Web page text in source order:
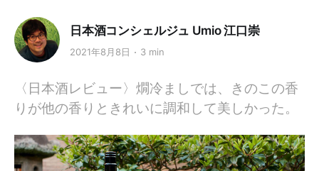
日本酒コンシェルジュ Umio 江口崇
2021年8月8日 3 min
〈日本酒レビュー〉燗冷ましでは、きのこの香
りが他の香りときれいに調和して美しかった。